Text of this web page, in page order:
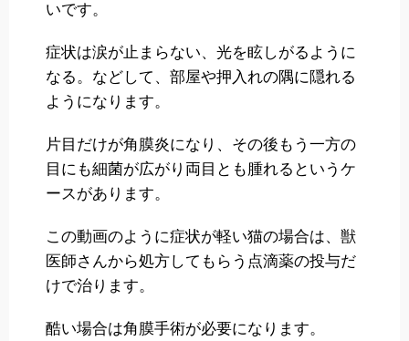
いです。
症状は涙が止まらない、光を眩しがるように
なる。などして、部屋や押入れの隅に隠れる
ようになります。
片目だけが角膜炎になり、その後もう一方の
目にも細菌が広がり両目とも腫れるというケ
ースがあります。
この動画のように症状が軽い猫の場合は、獣
医師さんから処方してもらう点滴薬の投与だ
けで治ります。
酷い場合は角膜手術が必要になります。